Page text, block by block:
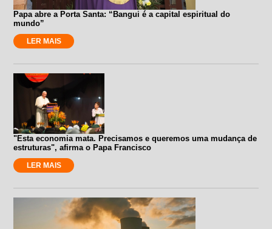
Papa abre a Porta Santa: “Bangui é a capital espiritual do
mundo”
LER MAIS
"Esta economia mata. Precisamos e queremos uma mudança de
estruturas", afirma o Papa Francisco
LER MAIS